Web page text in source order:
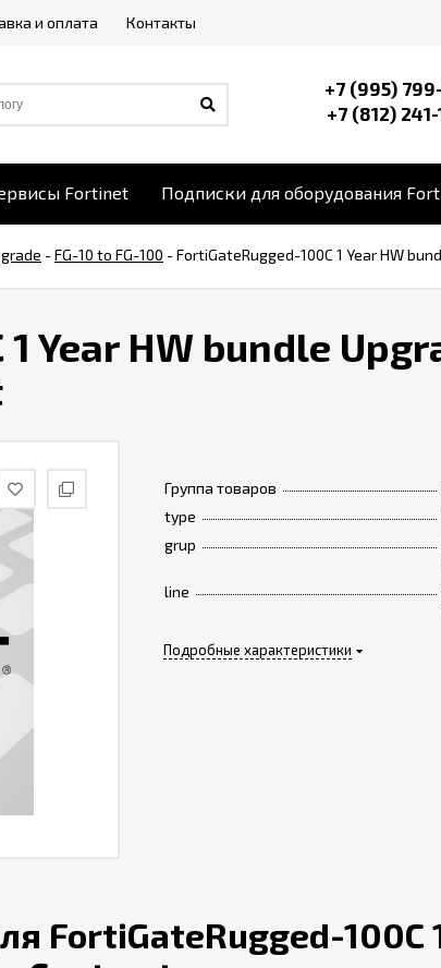
и оплата Контакты
+7 (995)
+7 (812)
Fortinet Подписки для оборудования
-FG-10 to FG-100 -FortiGateRugged-100C 1 Year HW
Year HW bundle
Группа товаров
type
grup
line
Подробные характеристики
FortiGateRugged-100C